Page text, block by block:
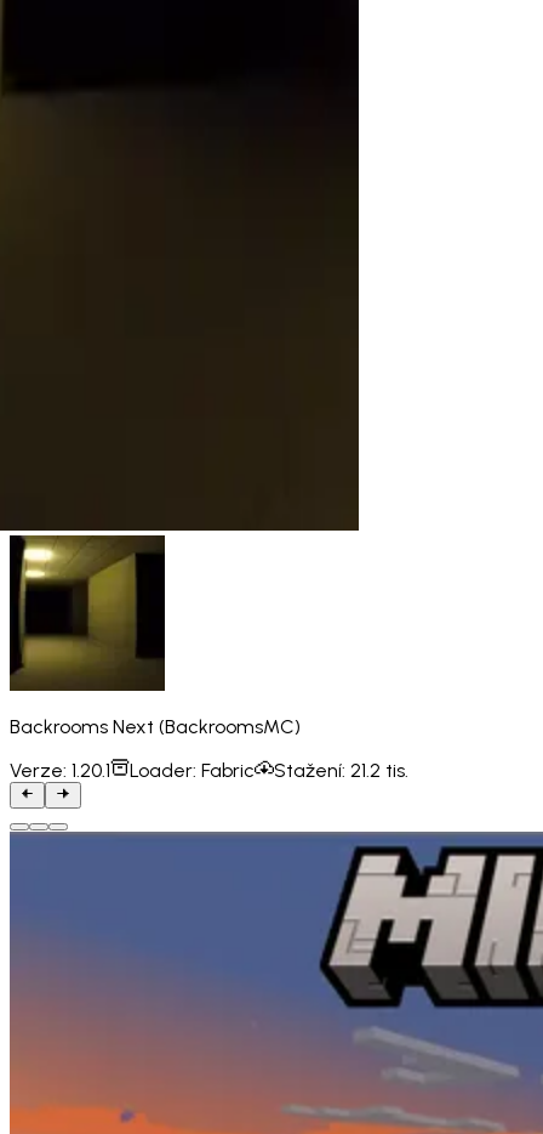
Backrooms Next (BackroomsMC)
Verze: 1.20.1 Loader: Fabric Stažení: 21.2 tis.